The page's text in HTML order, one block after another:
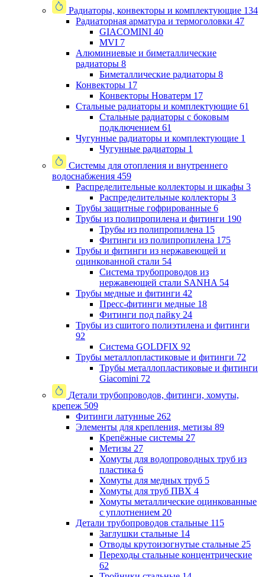
Радиаторы, конвекторы и комплектующие 134
Радиаторная арматура и термоголовки 47
GIACOMINI 40
MVI 7
Алюминиевые и биметаллические
радиаторы 8
Биметаллические радиаторы 8
Конвекторы 17
Конвекторы Новатерм 17
Стальные радиаторы и комплектующие 61
Стальные радиаторы с боковым
подключением 61
Чугунные радиаторы и комплектующие 1
Чугунные радиаторы 1
Системы для отопления и внутреннего
водоснабжения 459
Распределительные коллекторы и шкафы 3
Распределительные коллекторы 3
Трубы защитные гофрированные 6
Трубы из полипропилена и фитинги 190
Трубы из полипропилена 15
Фитинги из полипропилена 175
Трубы и фитинги из нержавеющей и
оцинкованной стали 54
Система трубопроводов из
нержавеющей стали SANHA 54
Трубы медные и фитинги 42
Пресс-фитинги медные 18
Фитинги под пайку 24
Трубы из сшитого полиэтилена и фитинги
92
Система GOLDFIX 92
Трубы металлопластиковые и фитинги 72
Трубы металлопластиковые и фитинги
Giacomini 72
Детали трубопроводов, фитинги, хомуты,
крепеж 509
Фитинги латунные 262
Элементы для крепления, метизы 89
Крепёжные системы 27
Метизы 27
Хомуты для водопроводных труб из
пластика 6
Хомуты для медных труб 5
Хомуты для труб ПВХ 4
Хомуты металлические оцинкованные
с уплотнением 20
Детали трубопроводов стальные 115
Заглушки стальные 14
Отводы крутоизогнутые стальные 25
Переходы стальные концентрические
62